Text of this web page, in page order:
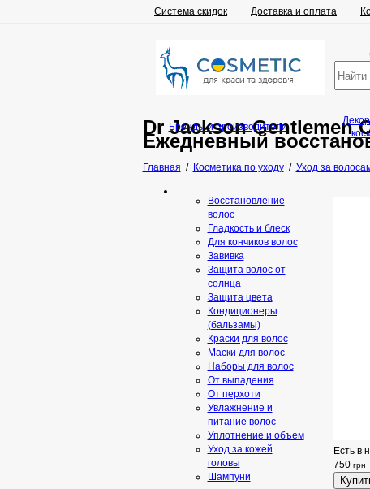
Система скидок Доставка и оплата
Dr Jackson Gentlemen
Ежедневный
Главная / Косметика по уходу/ Уход за
Есть в
750 грн
Бренды и производители
Восстановление
волос
Гладкость и блеск
Для кончиков волос
Завивка
Защита волос от
солнца
Защита цвета
Кондиционеры
(бальзамы)
Краски для волос
Маски для волос
Наборы для волос
От выпадения
От перхоти
Увлажнение и
питание волос
Уплотнение и объем
Уход за кожей
головы
Шампуни